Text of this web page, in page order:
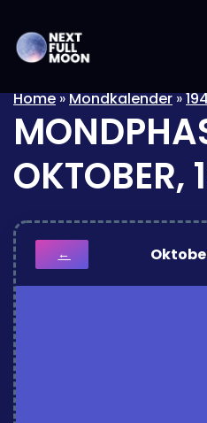
Home»Mondkalender»
OKTOBER,
←